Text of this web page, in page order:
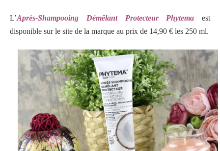
L’Après-Shampooing Démêlant Protecteur Phytema
est
disponible sur le site de la marque au prix de 14,90 € les 250 ml.